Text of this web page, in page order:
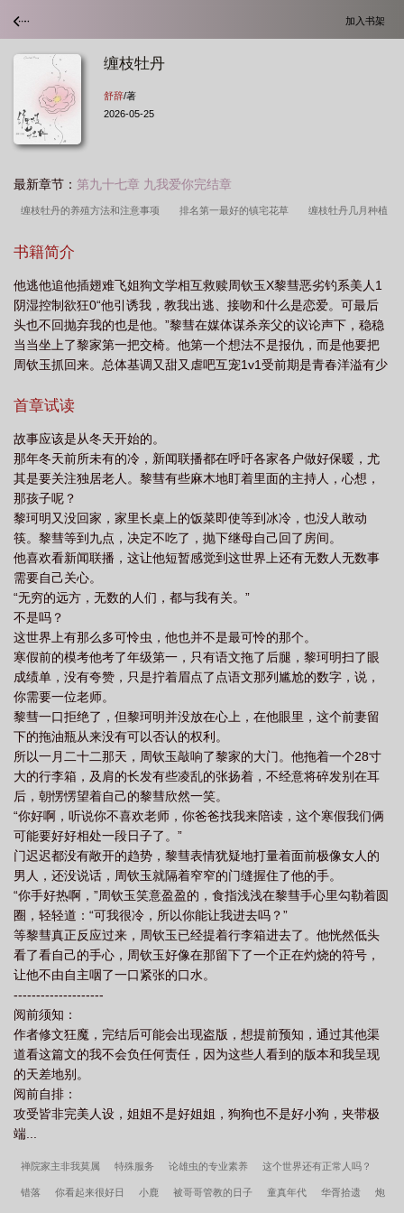
加入书架
缠枝牡丹
舒辞/著
2026-05-25
最新章节： 第九十七章 九我爱你完结章
缠枝牡丹的养殖方法和注意事项 排名第一最好的镇宅花草 缠枝牡丹几月种植
枝牡丹纹梅瓶
枝牡丹的种植方法 缠枝牡丹有几种颜色 蛇盘牡丹纹身图案 缠枝牡丹
纹 缠枝牡丹的种植方法和时间
书籍简介
他逃他追他插翅难飞姐狗文学相互救赎周钦玉X黎彗恶劣钓系美人1
阴湿控制欲狂0“他引诱我，教我出逃、接吻和什么是恋爱。可最后
头也不回抛弃我的也是他。”黎彗在媒体谋杀亲父的议论声下，稳稳
当当坐上了黎家第一把交椅。他第一个想法不是报仇，而是他要把
周钦玉抓回来。总体基调又甜又虐吧互宠1v1受前期是青春洋溢有少
道所有命运馈赠的礼物，早已在暗中标好了价格。”出自茨威格《断
没有偏向控党请远离
首章试读
故事应该是从冬天开始的。
那年冬天前所未有的冷，新闻联播都在呼吁各家各户做好保暖，尤
其是要关注独居老人。黎彗有些麻木地盯着里面的主持人，心想，
那孩子呢？
黎珂明又没回家，家里长桌上的饭菜即使等到冰冷，也没人敢动
筷。黎彗等到九点，决定不吃了，抛下继母自己回了房间。
他喜欢看新闻联播，这让他短暂感觉到这世界上还有无数人无数事
需要自己关心。
“无穷的远方，无数的人们，都与我有关。”
不是吗？
这世界上有那么多可怜虫，他也并不是最可怜的那个。
寒假前的模考他考了年级第一，只有语文拖了后腿，黎珂明扫了眼
成绩单，没有夸赞，只是拧着眉点了点语文那列尴尬的数字，说，
你需要一位老师。
黎彗一口拒绝了，但黎珂明并没放在心上，在他眼里，这个前妻留
下的拖油瓶从来没有可以否认的权利。
所以一月二十二那天，周钦玉敲响了黎家的大门。他拖着一个28寸
大的行李箱，及肩的长发有些凌乱的张扬着，不经意将碎发别在耳
后，朝愣愣望着自己的黎彗欣然一笑。
“你好啊，听说你不喜欢老师，你爸爸找我来陪读，这个寒假我们俩
可能要好好相处一段日子了。”
门迟迟都没有敞开的趋势，黎彗表情犹疑地打量着面前极像女人的
男人，还没说话，周钦玉就隔着窄窄的门缝握住了他的手。
“你手好热啊，”周钦玉笑意盈盈的，食指浅浅在黎彗手心里勾勒着圆
圈，轻轻道：“可我很冷，所以你能让我进去吗？”
等黎彗真正反应过来，周钦玉已经提着行李箱进去了。他恍然低头
看了看自己的手心，周钦玉好像在那留下了一个正在灼烧的符号，
让他不由自主咽了一口紧张的口水。
--------------------
阅前须知：
作者修文狂魔，完结后可能会出现盗版，想提前预知，通过其他渠
道看这篇文的我不会负任何责任，因为这些人看到的版本和我呈现
的天差地别。
阅前自排：
攻受皆非完美人设，姐姐不是好姐姐，狗狗也不是好小狗，夹带极
端...
禅院家主非我莫属 特殊服务 论雄虫的专业素养 这个世界还有正常人吗？
错落 你看起来很好日 小鹿 被哥哥管教的日子 童真年代 华胥拾遗 炮